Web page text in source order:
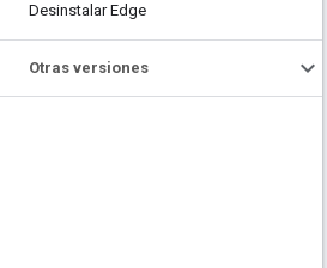
Desinstalar Edge
Otras versiones